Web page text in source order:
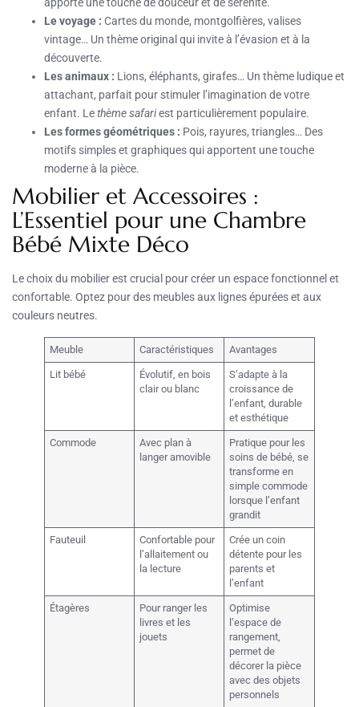
apporte une touche de douceur et de sérénité.
Le voyage : Cartes du monde, montgolfières, valises
vintage… Un thème original qui invite à l’évasion et à la
découverte.
Les animaux : Lions, éléphants, girafes… Un thème ludique et
attachant, parfait pour stimuler l’imagination de votre
enfant. Lethème safariest particulièrement populaire.
Les formes géométriques : Pois, rayures, triangles… Des
motifs simples et graphiques qui apportent une touche
moderne à la pièce.
Mobilier et Accessoires :
L’Essentiel pour une Chambre
Bébé Mixte Déco
Le choix du mobilier est crucial pour créer un espace fonctionnel et
confortable. Optez pour des meubles aux lignes épurées et aux
couleurs neutres.
Meuble Caractéristiques Avantages
Lit bébé
Évolutif, en bois
clair ou blanc
S’adapte à la
croissance de
l’enfant, durable
et esthétique
Commode
Avec plan à
langer amovible
Pratique pour les
soins de bébé, se
transforme en
simple commode
lorsque l’enfant
grandit
Fauteuil
Confortable pour
l’allaitement ou
la lecture
Crée un coin
détente pour les
parents et
l’enfant
Étagères
Pour ranger les
livres et les
jouets
Optimise
l’espace de
rangement,
permet de
décorer la pièce
avec des objets
personnels